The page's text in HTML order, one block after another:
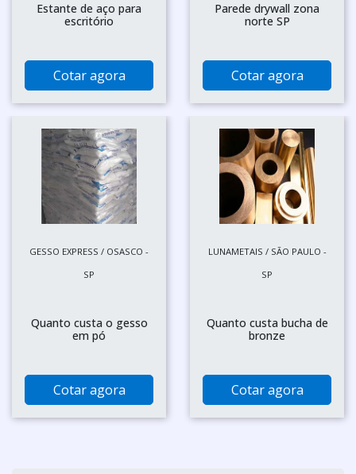
Estante de aço para
escritório
Cotar agora
Parede drywall zona
norte SP
Cotar agora
GESSO EXPRESS / OSASCO -
SP
Quanto custa o gesso
em pó
Cotar agora
LUNAMETAIS / SÃO PAULO -
SP
Quanto custa bucha de
bronze
Cotar agora